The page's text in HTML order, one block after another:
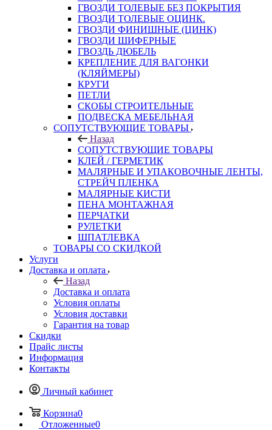
ГВОЗДИ ТОЛЕВЫЕ БЕЗ ПОКРЫТИЯ
ГВОЗДИ ТОЛЕВЫЕ ОЦИНК.
ГВОЗДИ ФИНИШНЫЕ (ЦИНК)
ГВОЗДИ ШИФЕРНЫЕ
ГВОЗДЬ ДЮБЕЛЬ
КРЕПЛЕНИЕ ДЛЯ ВАГОНКИ
(КЛЯЙМЕРЫ)
КРУГИ
ПЕТЛИ
СКОБЫ СТРОИТЕЛЬНЫЕ
ПОДВЕСКА МЕБЕЛЬНАЯ
СОПУТСТВУЮЩИЕ ТОВАРЫ
Назад
СОПУТСТВУЮЩИЕ ТОВАРЫ
КЛЕЙ / ГЕРМЕТИК
МАЛЯРНЫЕ И УПАКОВОЧНЫЕ ЛЕНТЫ,
СТРЕЙЧ ПЛЕНКА
МАЛЯРНЫЕ КИСТИ
ПЕНА МОНТАЖНАЯ
ПЕРЧАТКИ
РУЛЕТКИ
ШПАТЛЕВКА
ТОВАРЫ СО СКИДКОЙ
Услуги
Доставка и оплата
Назад
Доставка и оплата
Условия оплаты
Условия доставки
Гарантия на товар
Скидки
Прайс листы
Информация
Контакты
Личный кабинет
Корзина0
Отложенные0